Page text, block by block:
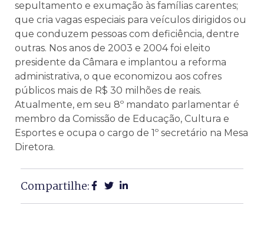
sepultamento e exumação às famílias carentes;
que cria vagas especiais para veículos dirigidos ou
que conduzem pessoas com deficiência, dentre
outras. Nos anos de 2003 e 2004 foi eleito
presidente da Câmara e implantou a reforma
administrativa, o que economizou aos cofres
públicos mais de R$ 30 milhões de reais.
Atualmente, em seu 8º mandato parlamentar é
membro da Comissão de Educação, Cultura e
Esportes e ocupa o cargo de 1º secretário na Mesa
Diretora.
Compartilhe: